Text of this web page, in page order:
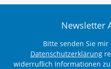
Newsletter
Bitte senden Sie
Datenschutzerklärung
widerruflich Informationen